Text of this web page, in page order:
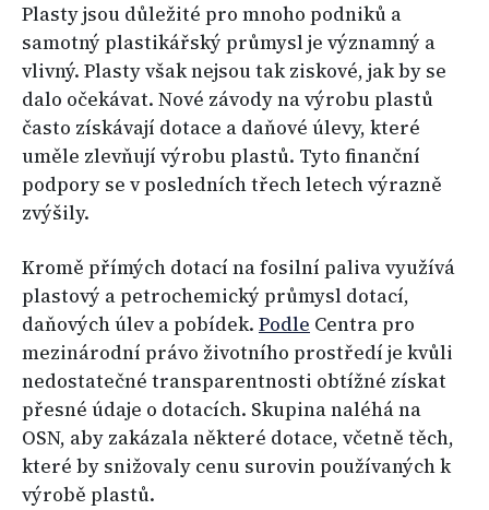
Plasty jsou důležité pro mnoho podniků a
samotný plastikářský průmysl je významný a
vlivný. Plasty však nejsou tak ziskové, jak by se
dalo očekávat. Nové závody na výrobu plastů
často získávají dotace a daňové úlevy, které
uměle zlevňují výrobu plastů. Tyto finanční
podpory se v posledních třech letech výrazně
zvýšily.
Kromě přímých dotací na fosilní paliva využívá
plastový a petrochemický průmysl dotací,
daňových úlev a pobídek. Podle Centra pro
mezinárodní právo životního prostředí je kvůli
nedostatečné transparentnosti obtížné získat
přesné údaje o dotacích. Skupina naléhá na
OSN, aby zakázala některé dotace, včetně těch,
které by snižovaly cenu surovin používaných k
výrobě plastů.